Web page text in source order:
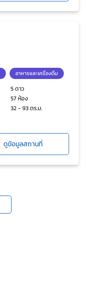
อาหารและเครื่องดื่ม
5 ดาว
57 ห้อง
32 - 93 ตร.ม.
ดูข้อมูลสถานที่